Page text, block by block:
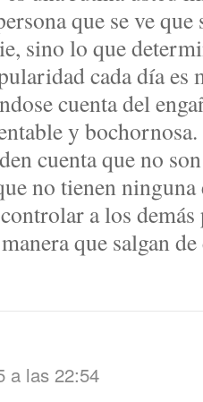
que se ve
sino lo que
cada día es
cuenta del
y bochornosa.
cuenta que no
no tienen
a los demás
que salgan
a las 22:54